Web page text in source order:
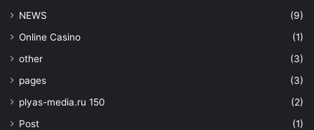
NEWS
(9)
Online Casino
(1)
other
(3)
pages
(3)
plyas-media.ru 150
(2)
Post
(1)